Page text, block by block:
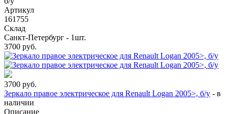
Артикул
161755
Склад
Санкт-Петербург - 1шт.
3700 руб.
3700 руб.
Зеркало правое электрическое для Renault Logan 2005>, б/у - в
наличии
Описание